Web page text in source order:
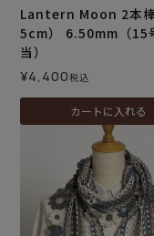
Lantern Moon 2本
5cm） 6.50mm（15
当）
¥4,400税込
カートに入れる